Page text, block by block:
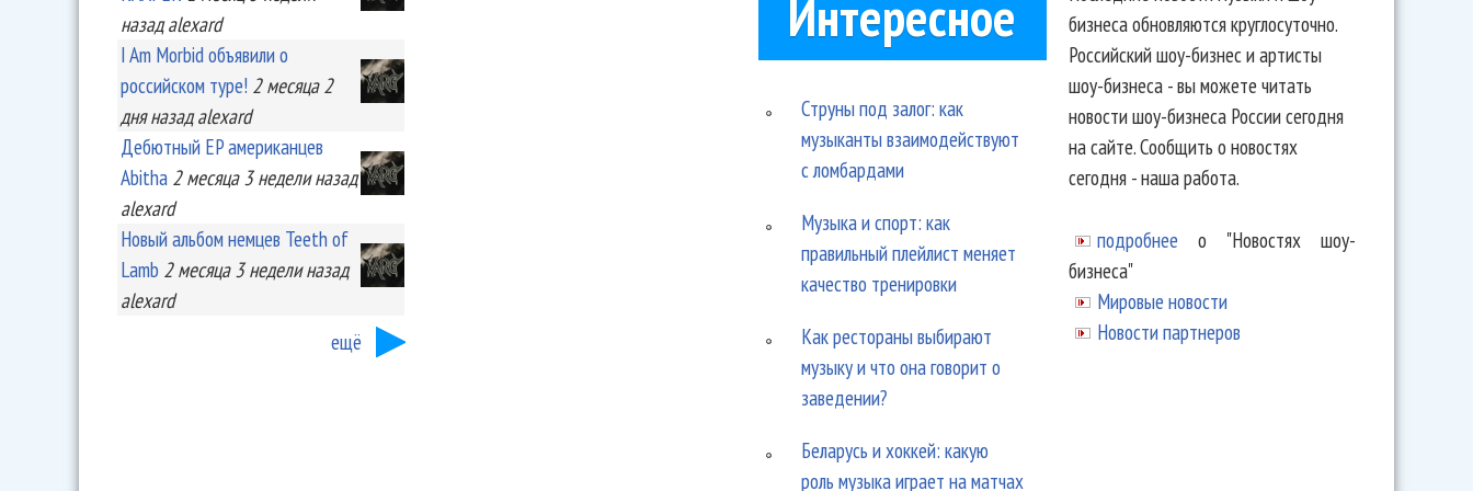
назад alexard
I Am Morbid объявили о
российском туре! 2 месяца 2
дняназад alexard
Дебютный EP американцев
Abitha 2 месяца 3 неделиназад
alexard
Новый альбом немцев Teeth of
Lamb 2 месяца 3 неделиназад
alexard
ещё
Интересное
Струны под залог: как
музыканты взаимодействуют
с ломбардами
Музыка и спорт: как
правильный плейлист меняет
качество тренировки
Как рестораны выбирают
музыку и что она говорит о
заведении?
Беларусь и хоккей: какую
роль музыка играет на матчах
бизнеса обновляются круглосуточно.
Российский шоу-бизнес и артисты
шоу-бизнеса - вы можете читать
новости шоу-бизнеса России сегодня
на сайте. Сообщить о новостях
сегодня - наша работа.
подробнее о "Новостях шоу-
бизнеса"
Мировые новости
Новости партнеров